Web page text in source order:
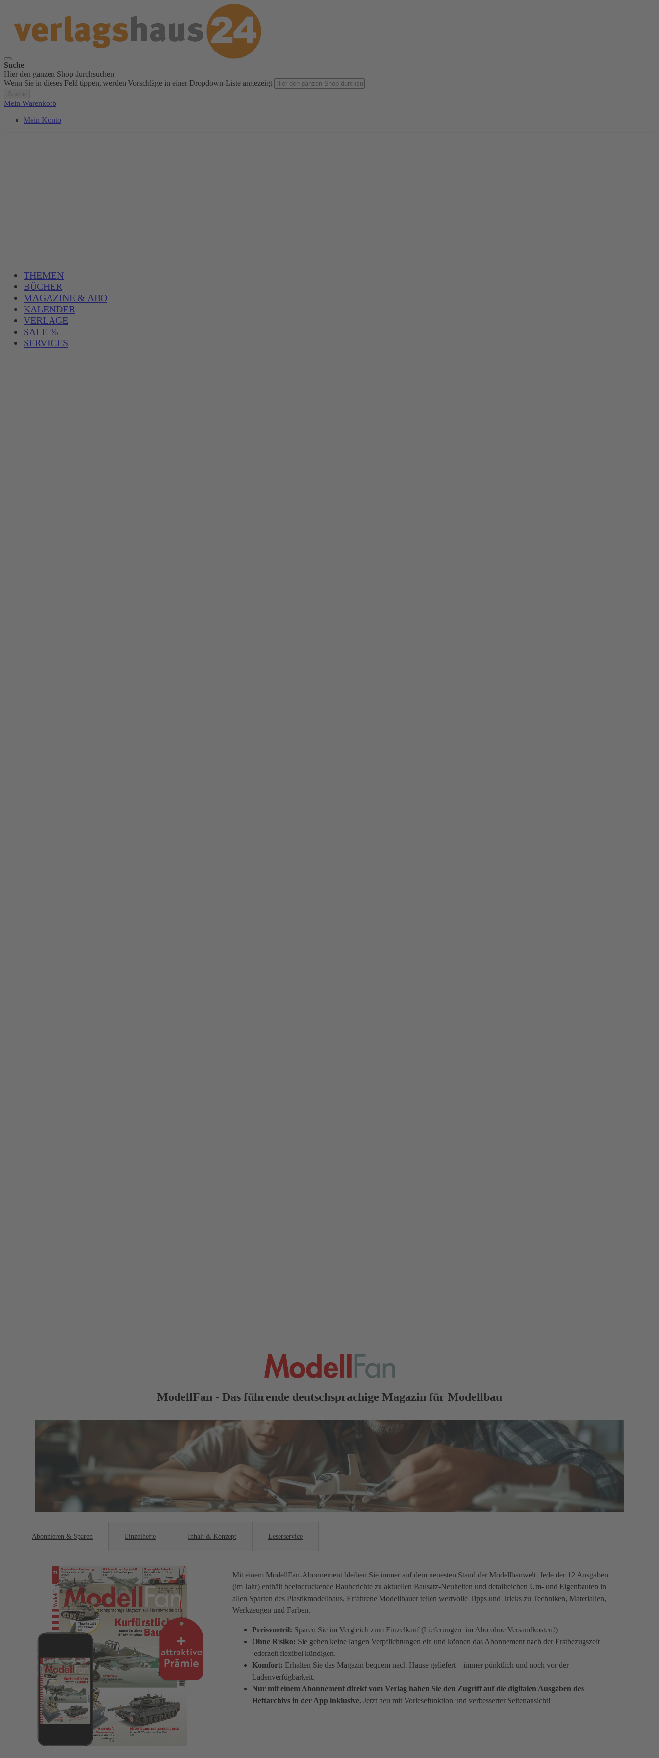
Suche
Hier den ganzen Shop durchsuchen
Wenn Sie in dieses Feld tippen, werden Vorschläge in einer Dropdown-Liste angezeigt
Mein Warenkorb
Mein Konto
THEMEN
BÜCHER
MAGAZINE & ABO
KALENDER
VERLAGE
SALE %
SERVICES
ModellFan - Das führende deutschsprachige Magazin für Modellbau
Abonnieren & Sparen Einzelhefte Inhalt & Konzept Leserservice
Mit einem ModellFan-Abonnement bleiben Sie immer auf dem neuesten Stand der Modellbauwelt. Jede der 12 Ausgaben
(im Jahr) enthält beeindruckende Bauberichte zu aktuellen Bausatz-Neuheiten und detailreichen Um- und Eigenbauten in
allen Sparten des Plastikmodellbaus. Erfahrene Modellbauer teilen wertvolle Tipps und Tricks zu Techniken, Materialien,
Werkzeugen und Farben.
Preisvorteil: Sparen Sie im Vergleich zum Einzelkauf (Lieferungen im Abo ohne Versandkosten!)
Ohne Risiko: Sie gehen keine langen Verpflichtungen ein und können das Abonnement nach der Erstbezugszeit
jederzeit flexibel kündigen.
Komfort: Erhalten Sie das Magazin bequem nach Hause geliefert – immer pünktlich und noch vor der
Ladenverfügbarkeit.
Nur mit einem Abonnement direkt vom Verlag haben Sie den Zugriff auf die digitalen Ausgaben des
Heftarchivs in der App inklusive. Jetzt neu mit Vorlesefunktion und verbesserter Seitenansicht!